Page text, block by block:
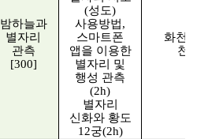
밤하늘과
별자리
관측
[300]
(성도)
사용방법,
스마트폰
앱을 이용한
별자리 및
행성 관측
(2h)
별자리
신화와 황도
12궁(2h)
화천
천